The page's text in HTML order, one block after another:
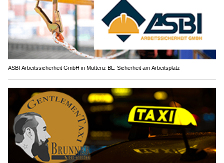
ASBI Arbeitssicherheit GmbH in Muttenz BL: Sicherheit am Arbeitsplatz